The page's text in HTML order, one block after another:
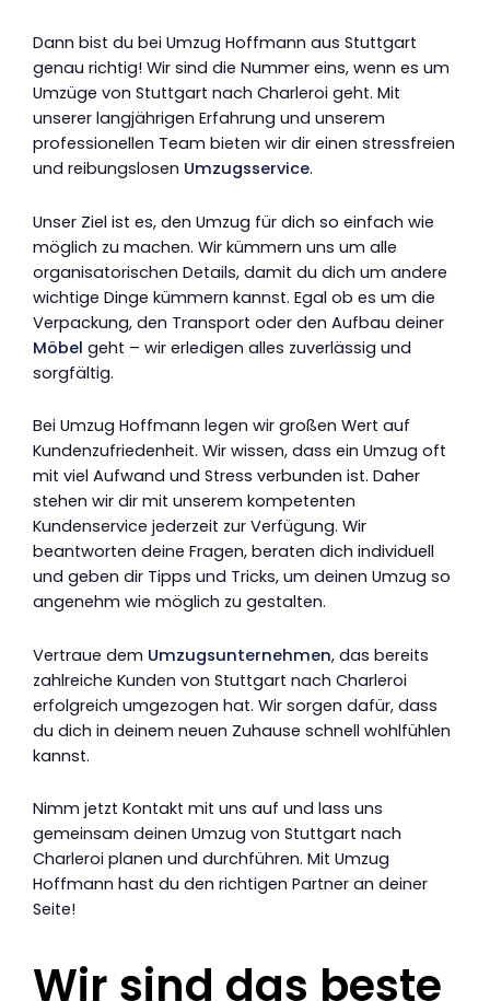
Dann bist du bei Umzug Hoffmann aus Stuttgart
genau richtig! Wir sind die Nummer eins, wenn es um
Umzüge von Stuttgart nach Charleroi geht. Mit
unserer langjährigen Erfahrung und unserem
professionellen Team bieten wir dir einen stressfreien
und reibungslosen Umzugsservice.
Unser Ziel ist es, den Umzug für dich so einfach wie
möglich zu machen. Wir kümmern uns um alle
organisatorischen Details, damit du dich um andere
wichtige Dinge kümmern kannst. Egal ob es um die
Verpackung, den Transport oder den Aufbau deiner
Möbel geht – wir erledigen alles zuverlässig und
sorgfältig.
Bei Umzug Hoffmann legen wir großen Wert auf
Kundenzufriedenheit. Wir wissen, dass ein Umzug oft
mit viel Aufwand und Stress verbunden ist. Daher
stehen wir dir mit unserem kompetenten
Kundenservice jederzeit zur Verfügung. Wir
beantworten deine Fragen, beraten dich individuell
und geben dir Tipps und Tricks, um deinen Umzug so
angenehm wie möglich zu gestalten.
Vertraue dem Umzugsunternehmen, das bereits
zahlreiche Kunden von Stuttgart nach Charleroi
erfolgreich umgezogen hat. Wir sorgen dafür, dass
du dich in deinem neuen Zuhause schnell wohlfühlen
kannst.
Nimm jetzt Kontakt mit uns auf und lass uns
gemeinsam deinen Umzug von Stuttgart nach
Charleroi planen und durchführen. Mit Umzug
Hoffmann hast du den richtigen Partner an deiner
Seite!
Wir sind das beste